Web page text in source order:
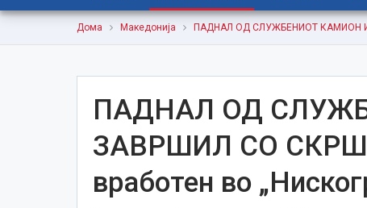
Дома Македонија ПАДНАЛ ОД СЛУЖБЕНИОТ КАМИОН И
ПАДНАЛ ОД
ЗАВРШИЛ СО
вработен во